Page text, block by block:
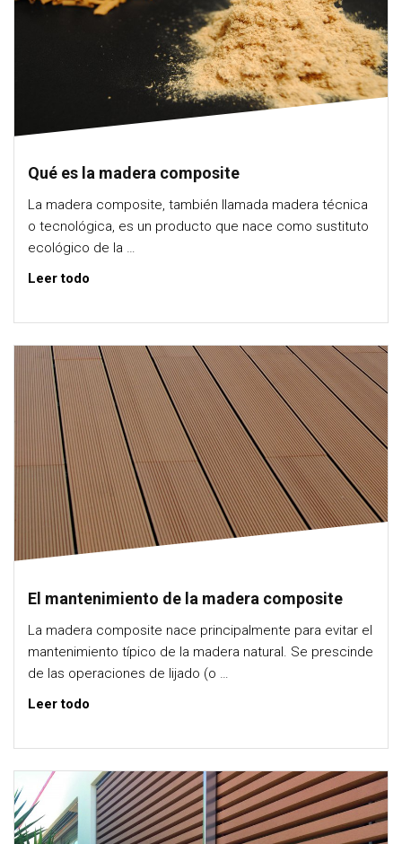
Qué es la madera composite
La madera composite, también llamada madera técnica
o tecnológica, es un producto que nace como sustituto
ecológico de la …
Leer todo
El mantenimiento de la madera composite
La madera composite nace principalmente para evitar el
mantenimiento típico de la madera natural. Se prescinde
de las operaciones de lijado (o …
Leer todo